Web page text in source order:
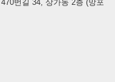
번길 34, 상가동 2층 (망포